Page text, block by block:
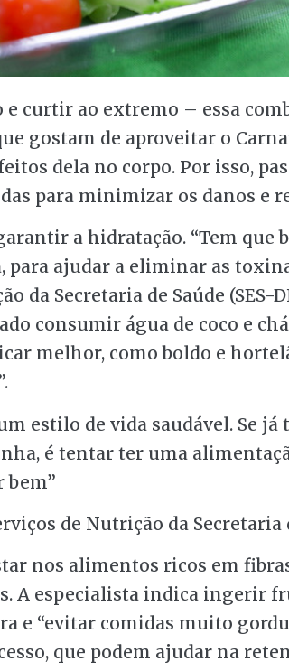
curtir ao extremo – essa
gostam de aproveitar o
dela no corpo. Por isso,
para minimizar os danos e
a hidratação. “Tem que
ajudar a eliminar as
da Secretaria de Saúde (SES-
consumir água de coco e
melhor, como boldo e
estilo de vida saudável. Se já
é tentar ter uma
bem”
de Nutrição da Secretaria
nos alimentos ricos em
A especialista indica ingerir
e “evitar comidas muito
que podem ajudar na